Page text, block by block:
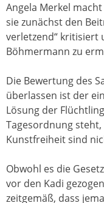
Angela Merkel
sie zunächst den
verletzend“ kritisiert
Böhmermann zu
Die Bewertung des
überlassen ist der
Lösung der
Tagesordnung
Kunstfreiheit sind
Obwohl es die
vor den Kadi
zeitgemäß, dass